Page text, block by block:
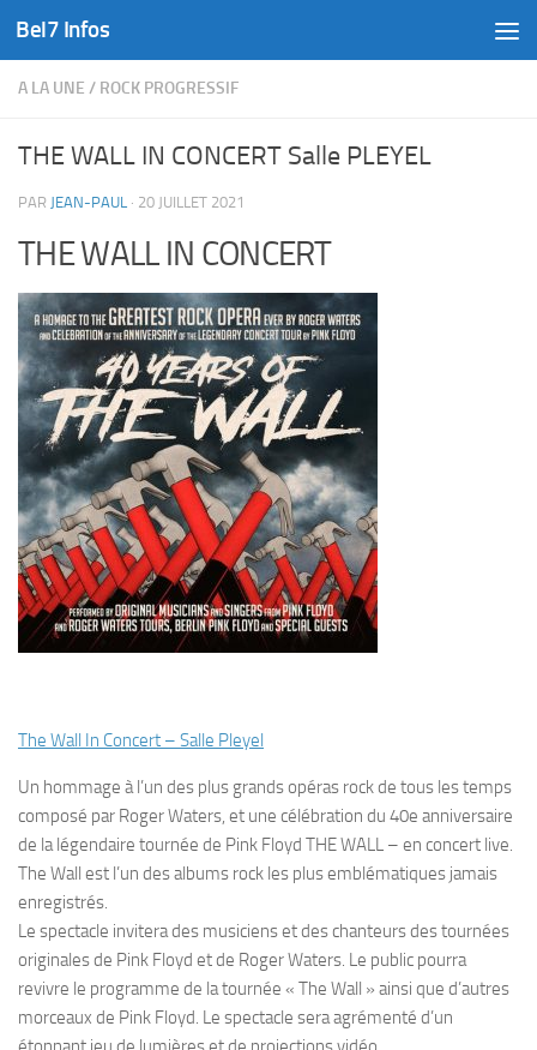
Skip to content
Bel7 Infos
A LA UNE / ROCK PROGRESSIF
THE WALL IN CONCERT Salle PLEYEL
PAR JEAN-PAUL · 20 JUILLET 2021
THE WALL IN CONCERT
The Wall In Concert – Salle Pleyel
Un hommage à l’un des plus grands opéras rock de tous les temps
composé par Roger Waters, et une célébration du 40e anniversaire
de la légendaire tournée de Pink Floyd THE WALL – en concert live.
The Wall est l’un des albums rock les plus emblématiques jamais
enregistrés.
Le spectacle invitera des musiciens et des chanteurs des tournées
originales de Pink Floyd et de Roger Waters. Le public pourra
revivre le programme de la tournée « The Wall » ainsi que d’autres
morceaux de Pink Floyd. Le spectacle sera agrémenté d’un